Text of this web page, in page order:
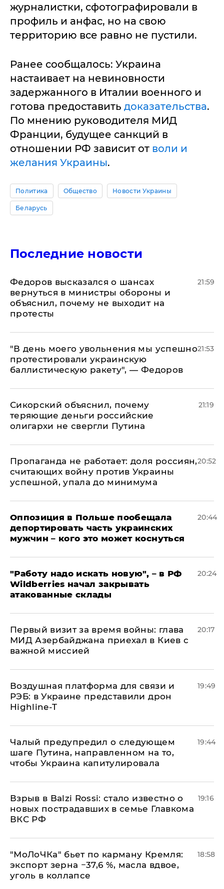
журналистки, сфотографировали в
профиль и анфас, но на свою
территорию все равно не пустили.
Ранее сообщалось: Украина
настаивает на невиновности
задержанного в Италии военного и
готова предоставить доказательства.
По мнению руководителя МИД
Франции, будущее санкций в
отношении РФ зависит от воли и
желания Украины.
Политика Общество Новости Украины
Беларусь
Последние новости
Федоров высказался о шансах
вернуться в министры обороны и
объяснил, почему не выходит на
протесты
21:59
​"В день моего увольнения мы успешно
протестировали украинскую
баллистическую ракету", — Федоров
21:53
Сикорский объяснил, почему
теряющие деньги российские
олигархи не свергли Путина
21:19
​Пропаганда не работает: доля россиян,
считающих войну против Украины
успешной, упала до минимума
20:52
Оппозиция в Польше пообещала
депортировать часть украинских
мужчин – кого это может коснуться
20:44
"Работу надо искать новую", – в РФ
Wildberries начал закрывать
атакованные склады
20:24
Первый визит за время войны: глава
МИД Азербайджана приехал в Киев с
важной миссией
20:17
Воздушная платформа для связи и
РЭБ: в Украине представили дрон
Highline-T
19:49
Чалый предупредил о следующем
шаге Путина, направленном на то,
чтобы Украина капитулировала
19:44
Взрыв в Balzi Rossi: стало известно о
новых пострадавших в семье Главкома
ВКС РФ
19:16
​"МоЛоЧКа" бьет по карману Кремля:
экспорт зерна −37,6 %, масла вдвое,
уголь в коллапсе
18:58